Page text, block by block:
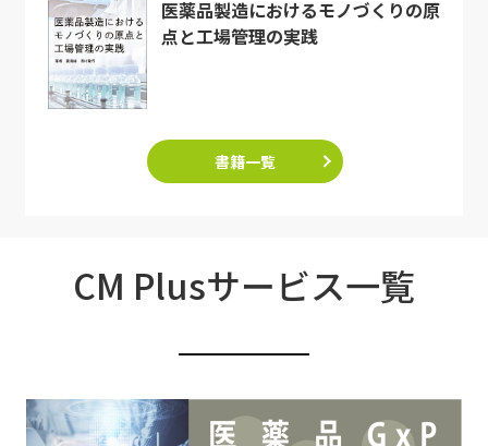
医薬品製造におけるモノづくりの原
点と工場管理の実践
書籍一覧
CM Plusサービス一覧